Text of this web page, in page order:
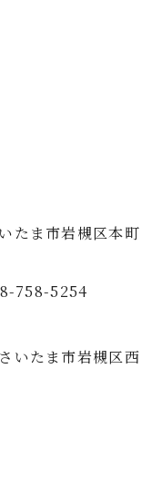
たま市岩槻区本町
758-5254
いたま市岩槻区西